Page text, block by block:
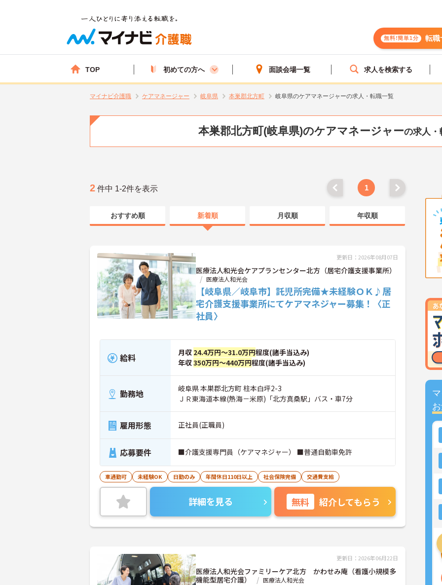
無料!簡単1分 転職
TOP 初めての方へ 面談会場一覧 求人を検索する
マイナビ介護職 ケアマネージャー 岐阜県 本巣郡北方町 岐阜県のケアマネージャーの求人・転職一覧
本巣郡北方町(岐阜県)のケアマネージャーの求人・
2 件中 1-2件を表示 1
おすすめ順 新着順 月収順 年収順
更新日：2026年08月07日
医療法人和光会ケアプランセンター北方（居宅介護支援事業所）
医療法人和光会
【岐阜県／岐阜市】託児所完備★未経験ＯＫ♪居
宅介護支援事業所にてケアマネジャー募集！〈正
社員〉
給料 月収 24.4万円～31.0万円程度(諸手当込み)
年収350万円～440万円程度(諸手当込み)
勤務地
岐阜県 本巣郡北方町 柱本白坪2-3
ＪＲ東海道本線(熱海－米原)「北方真桑駅」バス・車7分
雇用形態 正社員(正職員)
応募要件 ■介護支援専門員（ケアマネジャー） ■普通自動車免許
車通勤可 未経験OK 日勤のみ 年間休日110日以上 社会保険完備 交通費支給
詳細を見る 無料 紹介してもらう
更新日：2026年06月22日
医療法人和光会ファミリーケア北方 かわせみ庵（看護小規模多
機能型居宅介護）
医療法人和光会